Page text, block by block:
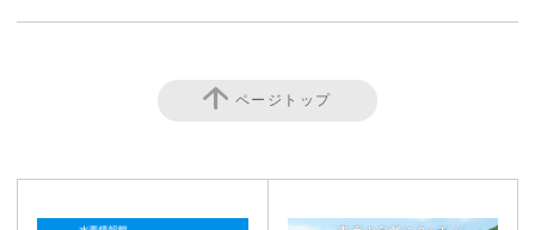
ページトップ